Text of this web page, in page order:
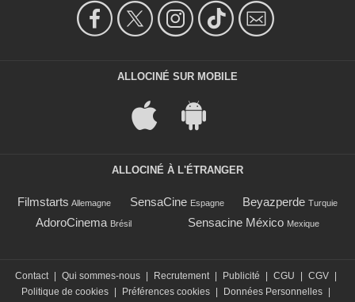
ALLOCINÉ SUR MOBILE
ALLOCINÉ À L'ÉTRANGER
Filmstarts Allemagne SensaCine Espagne Beyazperde Turquie
AdoroCinema Brésil Sensacine México Mexique
Contact Qui sommes-nous Recrutement Publicité CGU CGV
Politique de cookies
Préférences cookies Données Personnelles